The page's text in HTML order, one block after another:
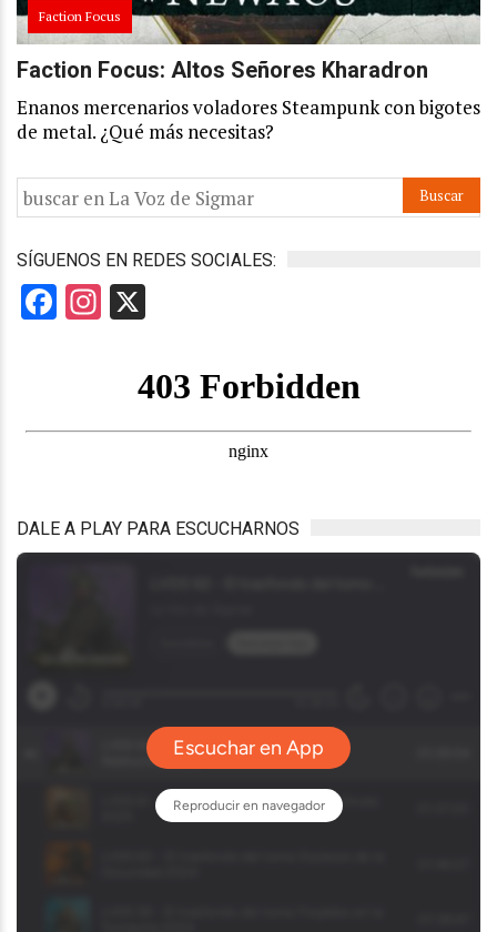
Faction Focus
Faction Focus: Altos Señores Kharadron
Enanos mercenarios voladores Steampunk con bigotes
de metal. ¿Qué más necesitas?
SÍGUENOS EN REDES SOCIALES:
Facebook
Instagram
DALE A PLAY PARA ESCUCHARNOS